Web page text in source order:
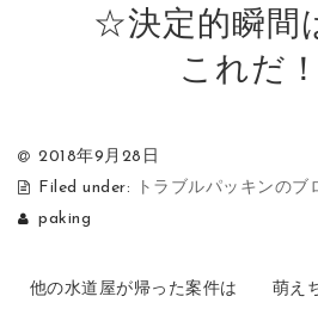
☆決定的瞬間
これだ！
2018年9月28日
Filed under:
トラブルパッキンのブ
paking
他の水道屋が帰った案件は 萌え